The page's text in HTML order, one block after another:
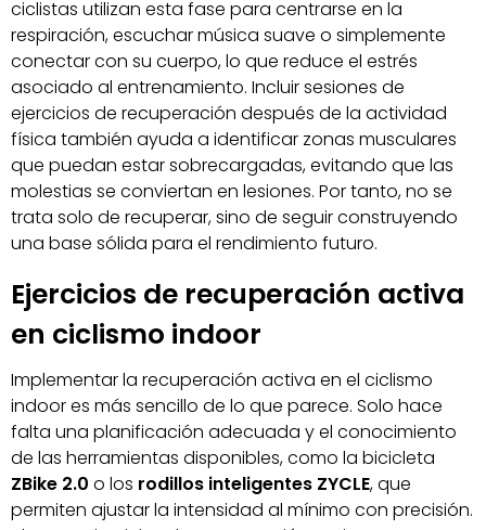
ciclistas utilizan esta fase para centrarse en la
respiración, escuchar música suave o simplemente
conectar con su cuerpo, lo que reduce el estrés
asociado al entrenamiento. Incluir sesiones de
ejercicios de recuperación después de la actividad
física también ayuda a identificar zonas musculares
que puedan estar sobrecargadas, evitando que las
molestias se conviertan en lesiones. Por tanto, no se
trata solo de recuperar, sino de seguir construyendo
una base sólida para el rendimiento futuro.
Ejercicios de recuperación activa
en ciclismo indoor
Implementar la recuperación activa en el ciclismo
indoor es más sencillo de lo que parece. Solo hace
falta una planificación adecuada y el conocimiento
de las herramientas disponibles, como la bicicleta
ZBike 2.0 o los rodillos inteligentes ZYCLE, que
permiten ajustar la intensidad al mínimo con precisión.